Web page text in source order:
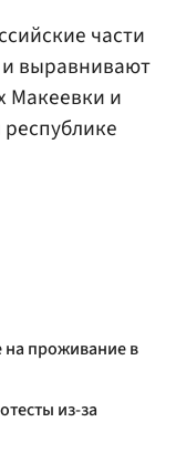
части
выравнивают
Макеевки и
на проживание в
из-за